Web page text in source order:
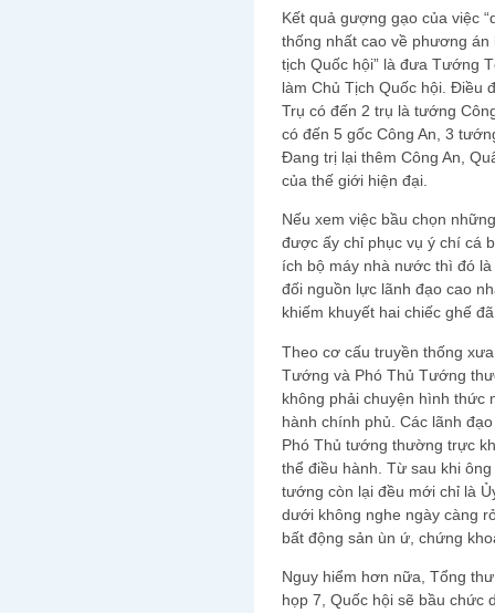
Kết quả gượng gạo của việc
thống nhất cao về phương
tịch Quốc hội” là đưa Tướng
làm Chủ Tịch Quốc hội. Điều
Trụ có đến 2 trụ là tướng
có đến 5 gốc Công An, 3
Đang trị lại thêm Công An,
của thế giới hiện đại.
Nếu xem việc bầu chọn
được ấy chỉ phục vụ ý chí cá
ích bộ máy nhà nước thì đó
đối nguồn lực lãnh đạo cao
khiếm khuyết hai chiếc ghế
Theo cơ cấu truyền thống
Tướng và Phó Thủ Tướng
không phải chuyện hình thức
hành chính phủ. Các lãnh
Phó Thủ tướng thường trực
thể điều hành. Từ sau khi
tướng còn lại đều mới chỉ là
dưới không nghe ngày càng
bất động sản ùn ứ, chứng
Nguy hiểm hơn nữa, Tổng
họp 7, Quốc hội sẽ bầu chức